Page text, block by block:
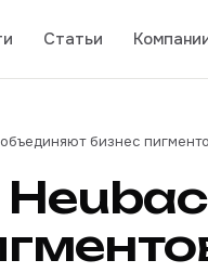
Статьи
бизнес